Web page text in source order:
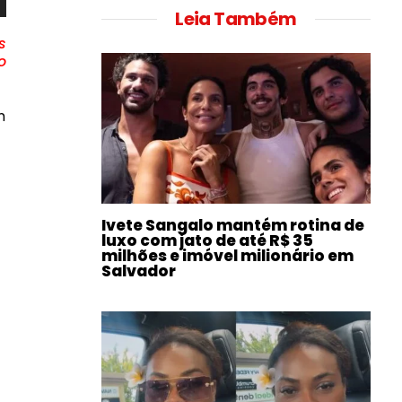
Leia Também
Ivete Sangalo mantém rotina de
luxo com jato de até R$ 35
milhões e imóvel milionário em
Salvador